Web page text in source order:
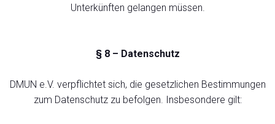
Unterkünften gelangen müssen.
§ 8 – Datenschutz
DMUN e.V. verpflichtet sich, die gesetzlichen Bestimmungen
zum Datenschutz zu befolgen. Insbesondere gilt: